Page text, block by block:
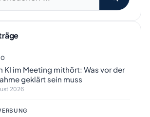
KI im Meeting mithört: Was vor der
geklärt sein muss
2026